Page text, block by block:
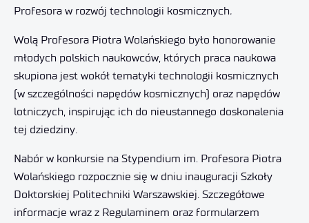
Profesora w rozwój technologii kosmicznych.
Wolą Profesora Piotra Wolańskiego było honorowanie
młodych polskich naukowców, których praca naukowa
skupiona jest wokół tematyki technologii kosmicznych
(w szczególności napędów kosmicznych) oraz napędów
lotniczych, inspirując ich do nieustannego doskonalenia
tej dziedziny.
Nabór w konkursie na Stypendium im. Profesora Piotra
Wolańskiego rozpocznie się w dniu inauguracji Szkoły
Doktorskiej Politechniki Warszawskiej. Szczegółowe
informacje wraz z Regulaminem oraz formularzem